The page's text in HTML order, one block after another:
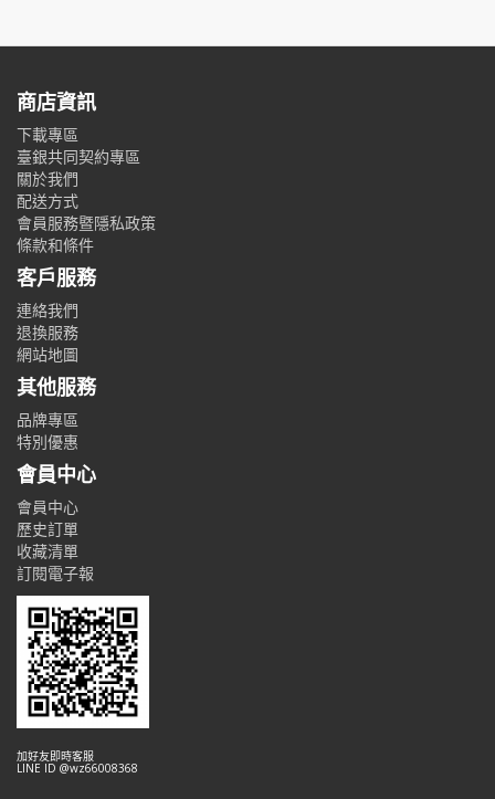
商店資訊
下載專區
臺銀共同契約專區
關於我們
配送方式
會員服務暨隱私政策
條款和條件
客戶服務
連絡我們
退換服務
網站地圖
其他服務
品牌專區
特別優惠
會員中心
會員中心
歷史訂單
收藏清單
訂閱電子報
加好友即時客服
LINE ID @wz66008368